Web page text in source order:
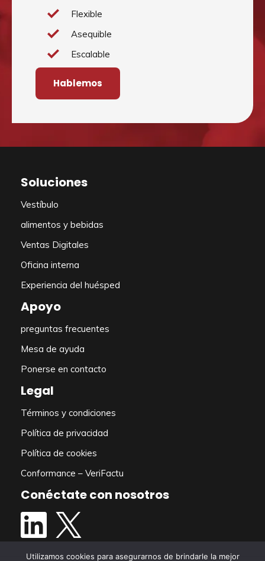
Flexible
Asequible
Escalable
Hablemos
Soluciones
Vestíbulo
alimentos y bebidas
Ventas Digitales
Oficina interna
Experiencia del huésped
Apoyo
preguntas frecuentes
Mesa de ayuda
Ponerse en contacto
Legal
Términos y condiciones
Política de privacidad
Política de cookies
Conformance – VeriFactu
Conéctate con nosotros
Utilizamos cookies para asegurarnos de brindarle la mejor